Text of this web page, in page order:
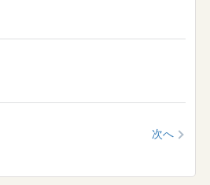
次へ